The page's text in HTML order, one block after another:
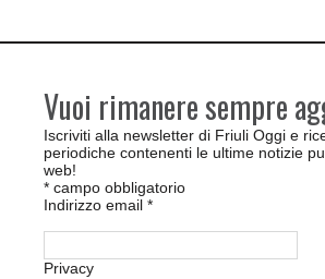
Vuoi rimanere sempre
Iscriviti alla newsletter di Friuli Oggi e
periodiche contenenti le ultime notizie
web!
* campo obbligatorio
Indirizzo email *
Privacy